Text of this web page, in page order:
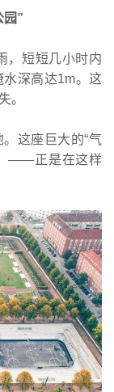
园”
，短短几小时内
深高达1m。这
。
这座巨大的“气
——正是在这样